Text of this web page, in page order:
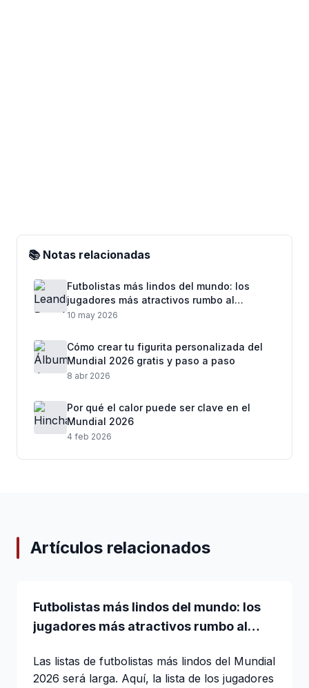
📚 Notas relacionadas
Futbolistas más lindos del mundo: los
jugadores más atractivos rumbo al
Mundial 2026
10 may 2026
Cómo crear tu figurita personalizada del
Mundial 2026 gratis y paso a paso
8 abr 2026
Por qué el calor puede ser clave en el
Mundial 2026
4 feb 2026
Artículos relacionados
Futbolistas más lindos del mundo: los
jugadores más atractivos rumbo al
Las listas de futbolistas más lindos del Mundial
2026 será larga. Aquí, la lista de los jugadores